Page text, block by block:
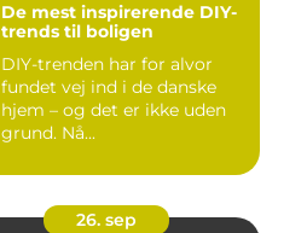
De mest inspirerende DIY-
trends til boligen
DIY-trenden har for alvor
fundet vej ind i de danske
hjem – og det er ikke uden
grund. Nå...
26. sep